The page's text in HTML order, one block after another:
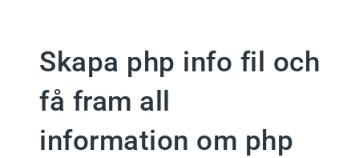
Skapa php info fil och
få fram all
information om php